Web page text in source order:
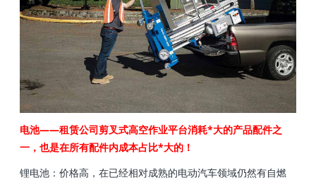
电池——租赁公司剪叉式高空作业平台消耗*大的产品配件之
一，也是在所有配件内成本占比*大的！
锂电池：价格高，在已经相对成熟的电动汽车领域仍然有自燃